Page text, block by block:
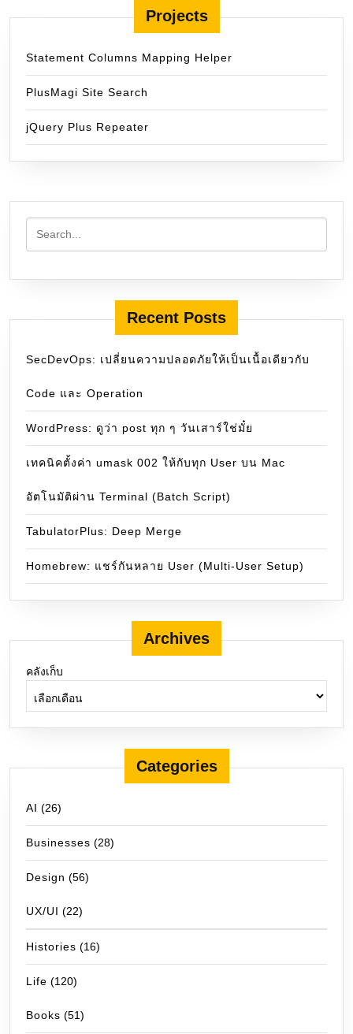
Projects
Statement Columns Mapping Helper
PlusMagi Site Search
jQuery Plus Repeater
Recent Posts
SecDevOps: เปลี่ยนความปลอดภัยให้เป็นเนื้อเดียวกับ
Code และ Operation
WordPress: ดูว่า post ทุก ๆ วันเสาร์ใช่มั๋ย
เทคนิคตั้งค่า umask 002 ให้กับทุก User บน Mac
อัตโนมัติผ่าน Terminal (Batch Script)
TabulatorPlus: Deep Merge
Homebrew: แชร์กันหลาย User (Multi-User Setup)
Archives
คลังเก็บ
Categories
AI (26)
Businesses (28)
Design (56)
UX/UI (22)
Histories (16)
Life (120)
Books (51)